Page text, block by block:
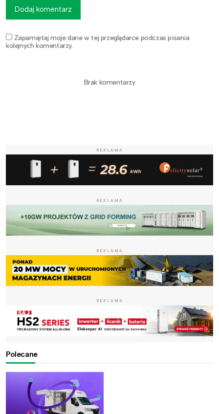
Zapamiętaj moje dane w tej przeglądarce podczas pisania
kolejnych komentarzy.
Dodaj komentarz
Brak komentarzy
REKLAMA
REKLAMA
REKLAMA
REKLAMA
Polecane